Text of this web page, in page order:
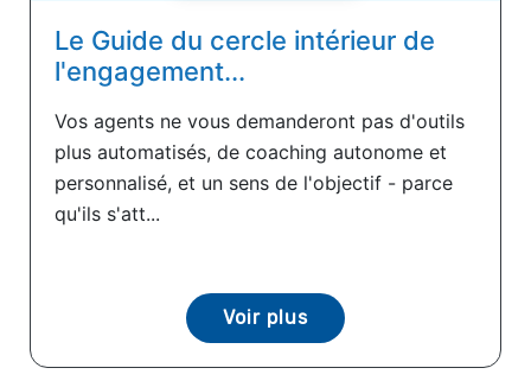
Le Guide du cercle intérieur de
l'engagement...
Vos agents ne vous demanderont pas d'outils
plus automatisés, de coaching autonome et
personnalisé, et un sens de l'objectif - parce
qu'ils s'att...
Voir plus